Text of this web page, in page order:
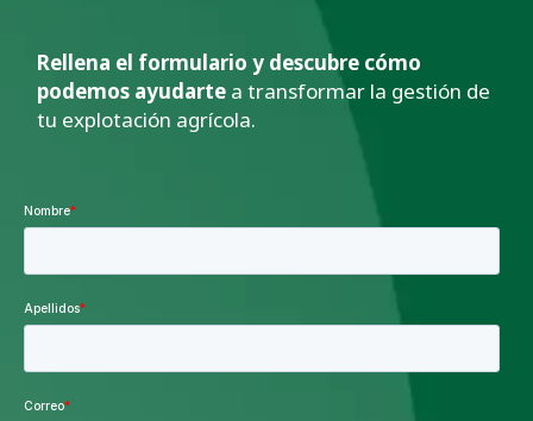
Rellena el formulario y descubre cómo
podemos ayudarte a transformar la gestión de
tu explotación agrícola.